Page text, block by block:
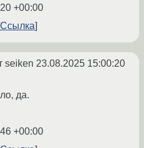
+00:00
Ссылка
seiken 23.08.2025 15:00:20
да.
+00:00